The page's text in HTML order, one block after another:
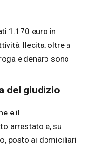
1.170 euro in
illecita, oltre a
e denaro sono
del giudizio
e il
arrestato e, su
posto ai domiciliari